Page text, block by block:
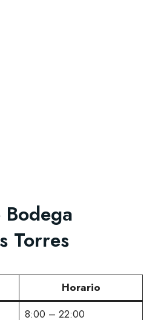
Torres
Horario
8:00 – 22:00